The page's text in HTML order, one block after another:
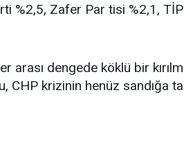
%2,5, Zafer Par tisi %2,1,
arası dengede köklü bir
krizinin henüz sandığa